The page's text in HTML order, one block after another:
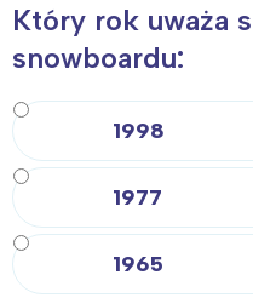
Który rok uważa
snowboardu:
1998
1977
1965